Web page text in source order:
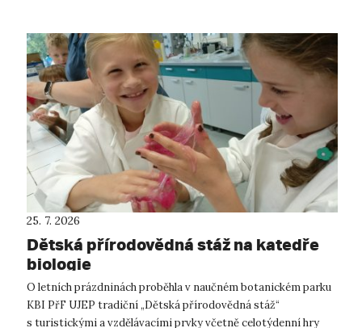
25. 7. 2026
Dětská přírodovědná stáž na katedře
biologie
O letních prázdninách proběhla v naučném botanickém parku
KBI PřF UJEP tradiční „Dětská přírodovědná stáž“
s turistickými a vzdělávacími prvky včetně celotýdenní hry